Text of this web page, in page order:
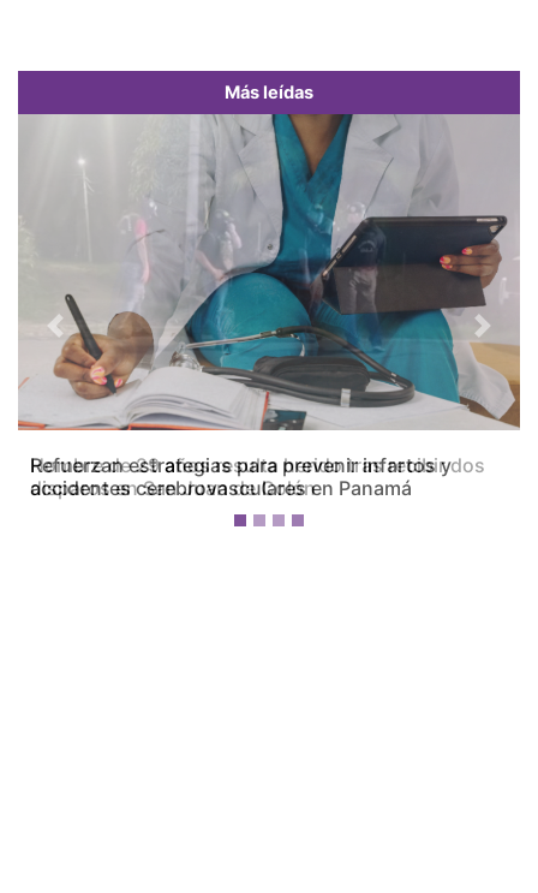
Más leídas
Hombre de 29 años resulta herido tras recibir dos
disparos en San Juan de Colón
Previous Next